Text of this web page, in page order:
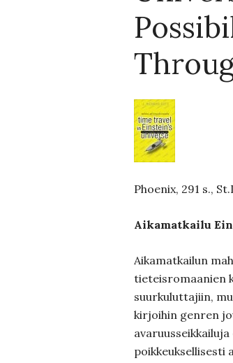
Phoenix, 291 s.,
Aikamatkailu
Aikamatkailun
tieteisromaanien
suurkuluttajiin,
kirjoihin genren
poikkeuksellisesti